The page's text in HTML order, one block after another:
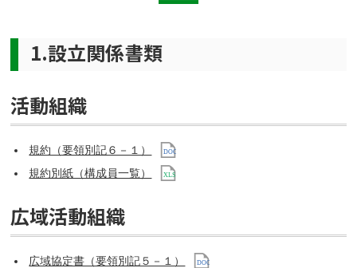
1.設立関係書類
活動組織
規約（要領別記６－１）
規約別紙（構成員一覧）
広域活動組織
広域協定書（要領別記５－１）